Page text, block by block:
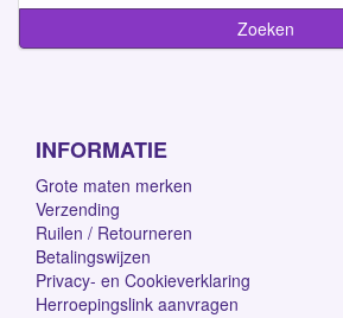
Zoeken
INFORMATIE
Grote maten merken
Verzending
Ruilen / Retourneren
Betalingswijzen
Privacy- en Cookieverklaring
Herroepingslink aanvragen